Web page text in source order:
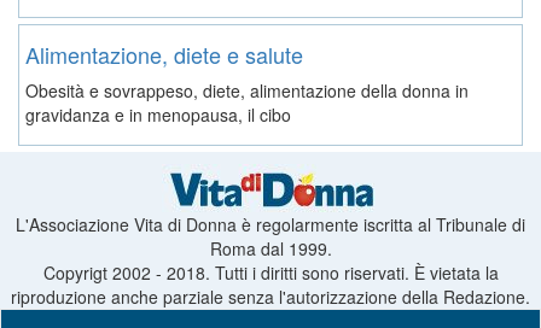
Alimentazione, diete e salute
Obesità e sovrappeso, diete, alimentazione della donna in
gravidanza e in menopausa, il cibo
L'Associazione Vita di Donna è regolarmente iscritta al Tribunale di
Roma dal 1999.
Copyrigt 2002 - 2018. Tutti i diritti sono riservati. È vietata la
riproduzione anche parziale senza l'autorizzazione della Redazione.